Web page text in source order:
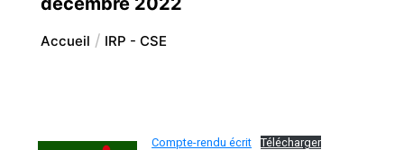
Accueil IRP - CSE
Compte-rendu écrit
Télécharger